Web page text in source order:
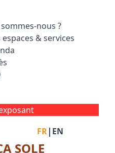
nous ?
espaces & services
Facebook
Instagram
Linkedin
FR| EN
SOLE